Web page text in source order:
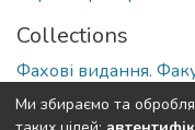
Collections
Фахові видання.
Full item page
Ми збираємо та